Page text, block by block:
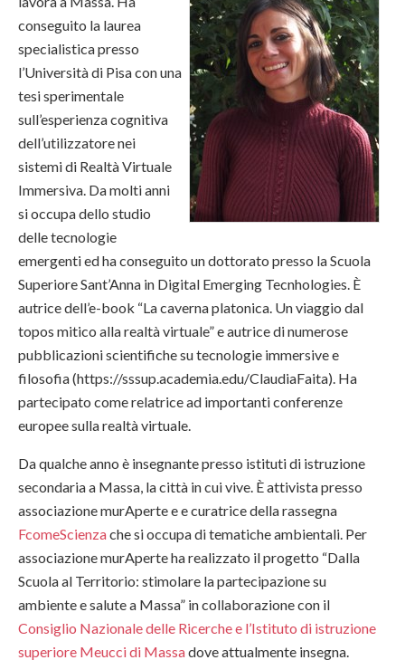
conseguito la laurea
specialistica presso
l’Università di Pisa con una
tesi sperimentale
sull’esperienza cognitiva
dell’utilizzatore nei
sistemi di Realtà Virtuale
Immersiva. Da molti anni
si occupa dello studio
delle tecnologie
emergenti ed ha conseguito un dottorato presso la Scuola
Superiore Sant’Anna in Digital Emerging Tecnhologies. È
autrice dell’e-book “La caverna platonica. Un viaggio dal
topos mitico alla realtà virtuale” e autrice di numerose
pubblicazioni scientifiche su tecnologie immersive e
filosofia (https://sssup.academia.edu/ClaudiaFaita). Ha
partecipato come relatrice ad importanti conferenze
europee sulla realtà virtuale.
Da qualche anno è insegnante presso istituti di istruzione
secondaria a Massa, la città in cui vive. È attivista presso
associazione murAperte e e curatrice della rassegna
FcomeScienzache si occupa di tematiche ambientali. Per
associazione murAperte ha realizzato il progetto “Dalla
Scuola al Territorio: stimolare la partecipazione su
ambiente e salute a Massa” in collaborazione con il
Consiglio Nazionale delle Ricerche e l’Istituto di istruzione
superiore Meucci di Massadove attualmente insegna.